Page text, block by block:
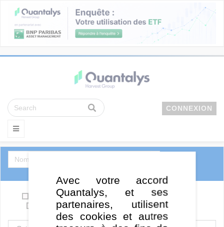
CONNEXION
Support en euro / Eurocroissance
ETF FCPE
Avec votre accord
Quantalys, et ses
partenaires, utilisent
des cookies et autres